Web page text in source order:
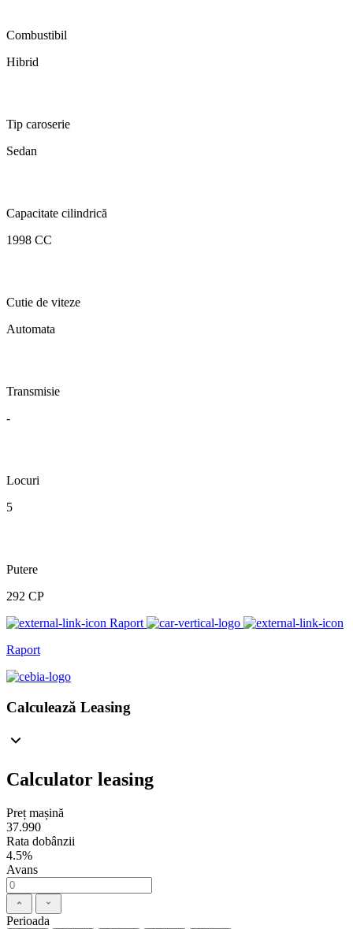
Combustibil
Hibrid
Tip caroserie
Sedan
Capacitate cilindrică
1998 CC
Cutie de viteze
Automata
Transmisie
-
Locuri
5
Putere
292 CP
Raport
Raport
Calculează Leasing
Calculator leasing
Preț mașină
37.990
Rata dobânzii
4.5%
Avans
Perioada